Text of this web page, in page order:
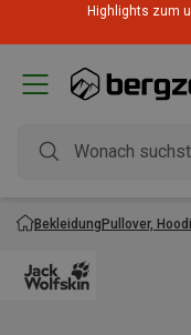
Highlights zum
BekleidungPullover,